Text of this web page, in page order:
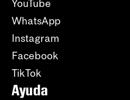
YouTube
WhatsApp
Instagram
Facebook
TikTok
Ayuda